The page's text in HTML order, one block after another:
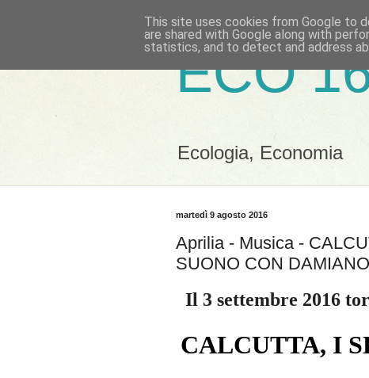
ECO
Ecologia, Economia
martedì 9 agosto 2016
Aprilia - Musica -
SUONO CON
Il 3 settembre 2016
CALCUTTA, I
This site uses cookies from Google to
are shared with Google along with
statistics, and to detect and address